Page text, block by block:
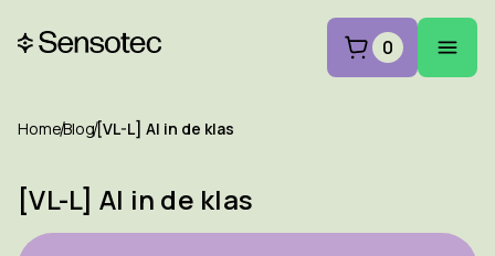
0
HomeBlog[VL-L] AI in de klas
[VL-L] AI in de klas